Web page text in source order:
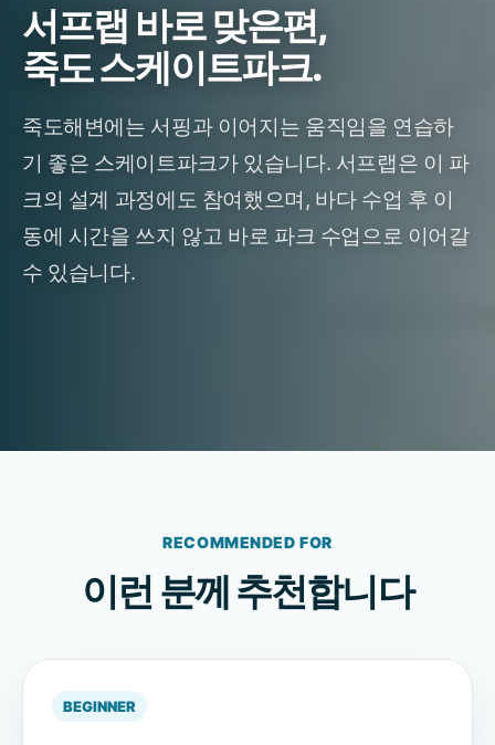
서프랩 바로 맞은편,
죽도 스케이트파크.
죽도해변에는 서핑과 이어지는 움직임을 연습하
기 좋은 스케이트파크가 있습니다. 서프랩은 이 파
크의 설계 과정에도 참여했으며, 바다 수업 후 이
동에 시간을 쓰지 않고 바로 파크 수업으로 이어갈
수 있습니다.
RECOMMENDED FOR
이런 분께 추천합니다
BEGINNER